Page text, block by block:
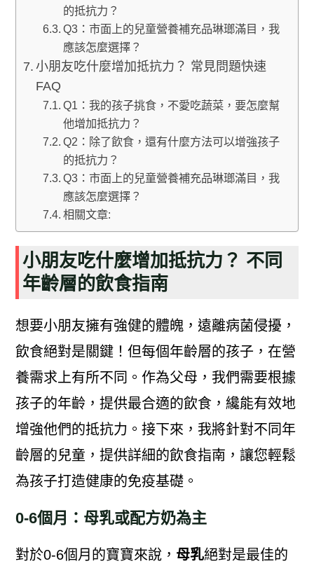
的抵抗力？
Q3：市面上的兒童營養補充品琳瑯滿目，我
應該怎麼選擇？
小朋友吃什麼增加抵抗力？ 常見問題快速
FAQ
Q1：我的孩子挑食，不愛吃蔬菜，要怎麼幫
他增加抵抗力？
Q2：除了飲食，還有什麼方法可以增強孩子
的抵抗力？
Q3：市面上的兒童營養補充品琳瑯滿目，我
應該怎麼選擇？
相關文章:
小朋友吃什麼增加抵抗力？ 不同
年齡層的飲食指南
想要小朋友擁有強健的體魄，遠離病菌侵擾，
飲食絕對是關鍵！但每個年齡層的孩子，在營
養需求上有所不同。作為父母，我們需要根據
孩子的年齡，提供最合適的飲食，纔能有效地
增強他們的抵抗力。接下來，我將針對不同年
齡層的兒童，提供詳細的飲食指南，讓您輕鬆
為孩子打造健康的免疫基礎。
0-6個月：母乳或配方奶為主
對於0-6個月的寶寶來說， 母乳絕對是最佳的